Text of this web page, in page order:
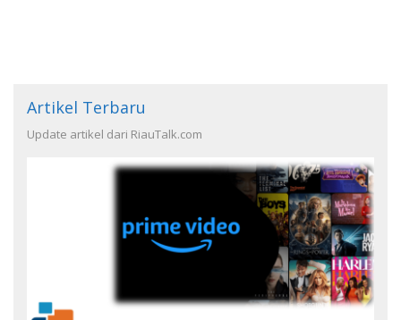
Artikel Terbaru
Update artikel dari RiauTalk.com